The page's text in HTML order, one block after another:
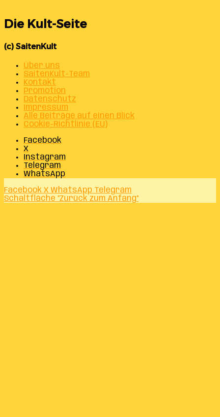
Die Kult-Seite
(c) SaitenKult
Über uns
SaitenKult-Team
Kontakt
Promotion
Datenschutz
Impressum
Alle Beiträge auf einen Blick
Cookie-Richtlinie (EU)
Facebook
X
Instagram
Telegram
WhatsApp
Facebook X WhatsApp Telegram
Schaltfläche "Zurück zum Anfang"